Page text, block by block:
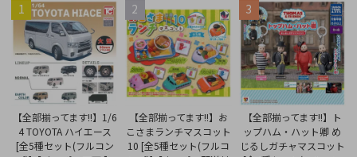
1
【全部揃ってます!!】1/6
4 TOYOTA ハイエース
[全5種セット(フルコン
2
【全部揃ってます!!】お
こさまランチマスコット
10 [全5種セット(フルコ
3
【全部揃ってます!!】ト
ップハム・ハット卿 め
じるしガチャマスコット